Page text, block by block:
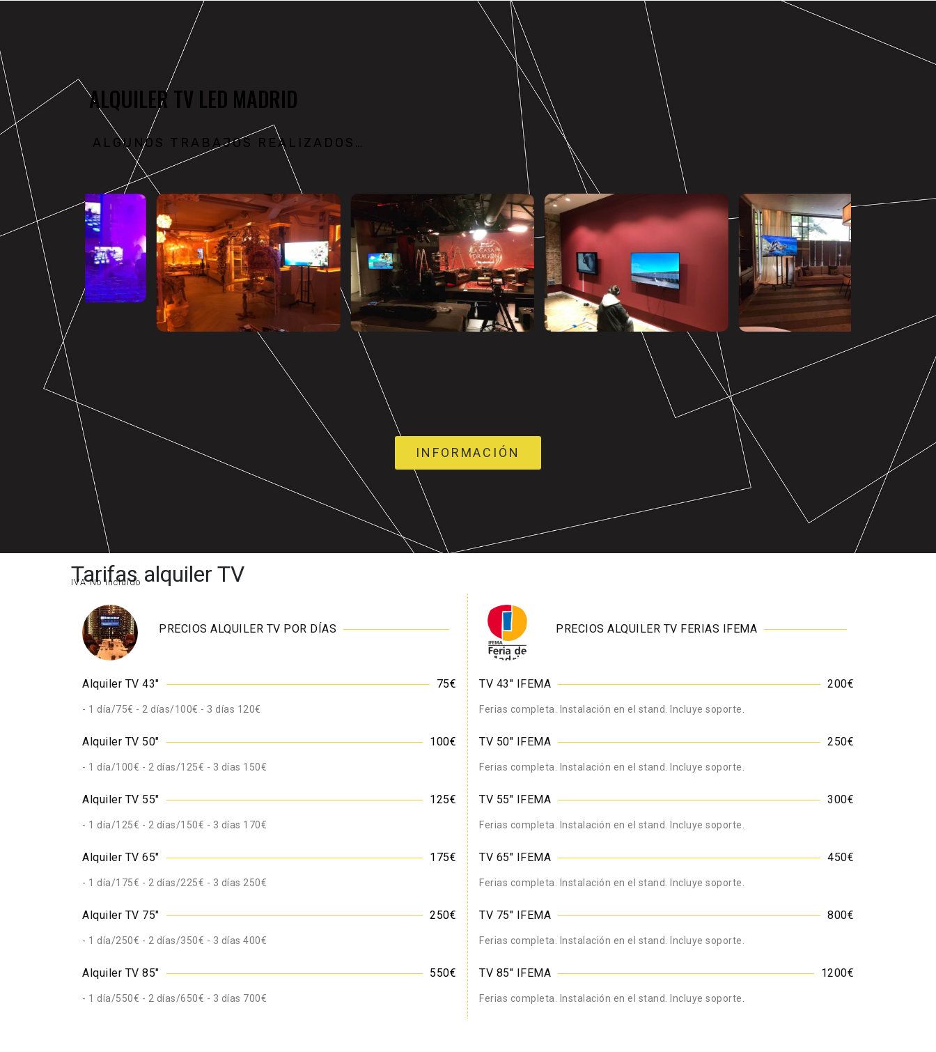
ALQUILER TV LED MADRID
ALGUNOS TRABAJOS REALIZADOS…
INFORMACIÓN
Tarifas alquiler TV
IVA No incluido
PRECIOS ALQUILER TV POR DÍAS
Alquiler TV 43" 75€
- 1 día/75€ - 2 días/100€ - 3 días 120€
Alquiler TV 50" 100€
- 1 día/100€ - 2 días/125€ - 3 días 150€
Alquiler TV 55" 125€
- 1 día/125€ - 2 días/150€ - 3 días 170€
Alquiler TV 65" 175€
- 1 día/175€ - 2 días/225€ - 3 días 250€
Alquiler TV 75" 250€
- 1 día/250€ - 2 días/350€ - 3 días 400€
Alquiler TV 85" 550€
- 1 día/550€ - 2 días/650€ - 3 días 700€
PRECIOS ALQUILER TV FERIAS IFEMA
TV 43" IFEMA 200€
Ferias completa. Instalación en el stand. Incluye soporte.
TV 50" IFEMA 250€
Ferias completa. Instalación en el stand. Incluye soporte.
TV 55" IFEMA 300€
Ferias completa. Instalación en el stand. Incluye soporte.
TV 65" IFEMA 450€
Ferias completa. Instalación en el stand. Incluye soporte.
TV 75" IFEMA 800€
Ferias completa. Instalación en el stand. Incluye soporte.
TV 85" IFEMA 1200€
Ferias completa. Instalación en el stand. Incluye soporte.